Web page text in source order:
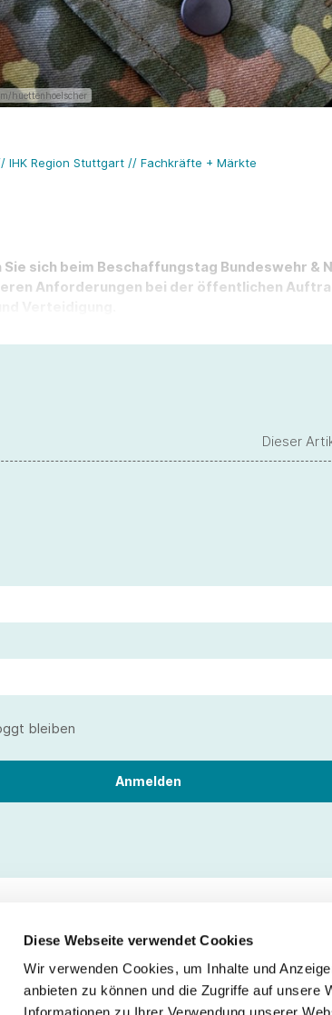
Diese Webseite verwendet Cookies
Wir verwenden Cookies, um Inhalte und
anbieten zu können und die Zugriffe auf unsere
huettenhoelscher
IHK Region Stuttgart // Fachkräfte + Märkte
sich beim Beschaffungstag Bundeswehr &
Anforderungen bei der öffentlichen
Dieser
bleiben
Service